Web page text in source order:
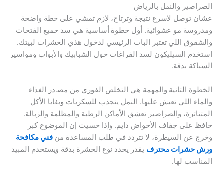
الصراصير والنمل بالرياض
عشان توصل لأسرع نتيجة وترتاح، لازم تمشي على خطة واضحة
ومدروسة مو عشوائية. أول خطوة أساسية هي سد جميع الفتحات
والشقوق اللي تعتبر الباب الرئيسي لدخول هذي الحشرات لبيتك.
استخدم السيليكون لسد الفراغات حول الشبابيك والأبواب ومواسير
السباكة بدقة.
الخطوة الثانية والمهمة هي التخلص الفوري من مصادر الغذاء
والماء اللي تعيش عليها. النمل ينجذب للسكريات وبقايا الأكل
المتناثرة، والصراصير تعشق الأماكن الرطبة والمظلمة والزبالة.
حافظ على جفاف الأحواض دايم. وإذا حسيت إن الموضوع كبر
وخرج عن السيطرة، لا تتردد في طلب المساعدة من فني مكافحة
ورش حشرات محترف يقدر يحدد نوع الحشرة بدقة ويستخدم المبيد
المناسب لها.